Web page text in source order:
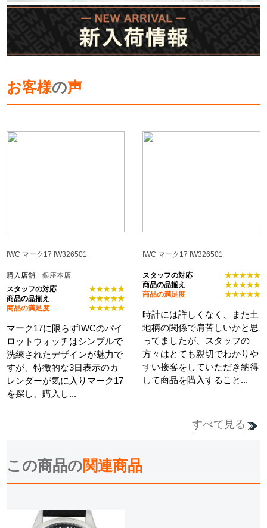
お客様の声
IWC マーク17 IW326501
購入店舗銀座本店
スタッフの対応
★★★★★
商品の品揃え
★★★★★
商品の満足度
★★★★★
マーク17に限らずIWCのパイ
ロットウォッチはシンプルで
洗練されたデザインが魅力で
すが、特徴的な3日表示のカ
レンダーが気に入りマーク17
を探し、購入し...
IWC マーク17 IW326501
スタッフの対応
★★★★★
商品の品揃え
★★★★★
商品の満足度
★★★★★
時計には詳しくなく、また土
地柄の関係で肩苦しいかと思
ってましたが、スタッフの
方々はとても親切でわかりや
すい接客をしていただき納得
して商品を購入すること...
すべて見る
この商品の関連商品